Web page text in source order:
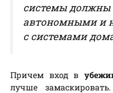
системы должны
автономными и
с системами
Причем вход в
лучше